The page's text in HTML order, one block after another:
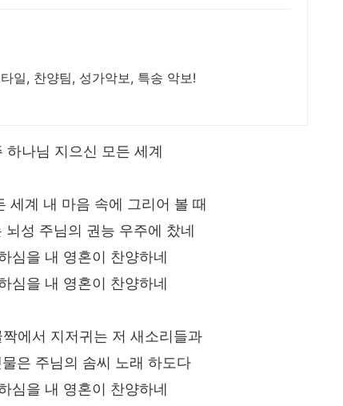
일, 찬양팀, 성가악보, 특송 악보!
하나님 지으신 모든 세계
세계 내 마음 속에 그리어 볼 때
성 주님의 권능 우주에 찼네
심을 내 영혼이 찬양하네
심을 내 영혼이 찬양하네
에서 지저귀는 저 새소리들과
은 주님의 솜씨 노래 하도다
심을 내 영혼이 찬양하네